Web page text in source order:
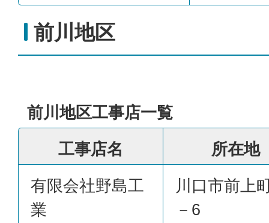
前川地区
前川地区工事店一覧
工事店名
所在地
有限会社野島工
業
川口市前上
－6